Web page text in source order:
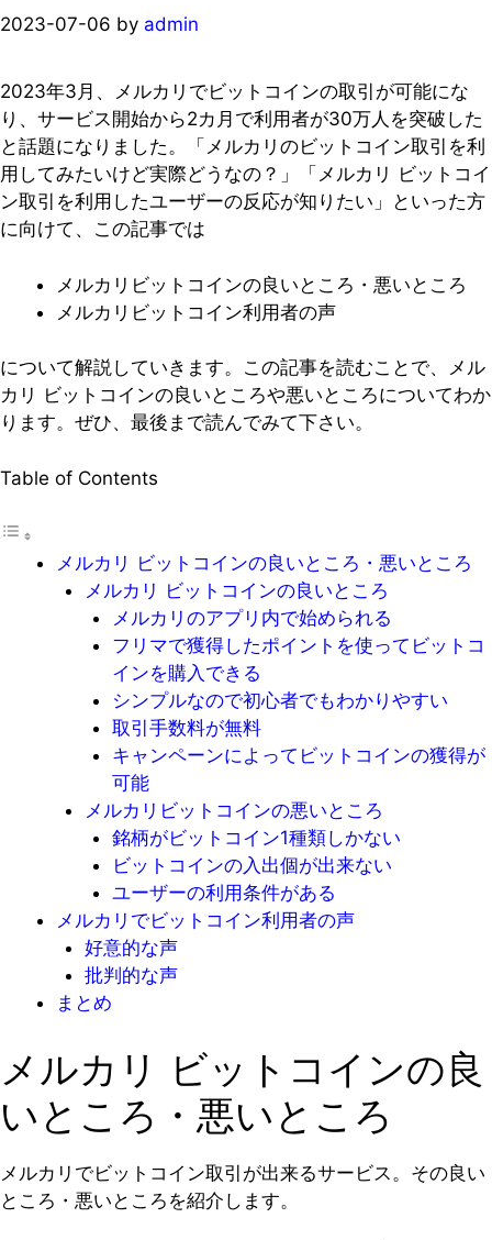
2023-07-06 by admin
2023年3月、メルカリでビットコインの取引が可能にな
り、サービス開始から2カ月で利用者が30万人を突破した
と話題になりました。「メルカリのビットコイン取引を利
用してみたいけど実際どうなの？」「メルカリ ビットコイ
ン取引を利用したユーザーの反応が知りたい」といった方
に向けて、この記事では
メルカリビットコインの良いところ・悪いところ
メルカリビットコイン利用者の声
について解説していきます。この記事を読むことで、メル
カリ ビットコインの良いところや悪いところについてわか
ります。ぜひ、最後まで読んでみて下さい。
Table of Contents
メルカリ ビットコインの良いところ・悪いところ
メルカリ ビットコインの良いところ
メルカリのアプリ内で始められる
フリマで獲得したポイントを使ってビットコ
インを購入できる
シンプルなので初心者でもわかりやすい
取引手数料が無料
キャンペーンによってビットコインの獲得が
可能
メルカリビットコインの悪いところ
銘柄がビットコイン1種類しかない
ビットコインの入出個が出来ない
ユーザーの利用条件がある
メルカリでビットコイン利用者の声
好意的な声
批判的な声
まとめ
メルカリ ビットコインの良
いところ・悪いところ
メルカリでビットコイン取引が出来るサービス。その良い
ところ・悪いところを紹介します。